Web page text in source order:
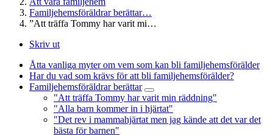
Familjehemsföräldrar berättar…
”Att träffa Tommy har varit mi…
Skriv ut
Åtta vanliga myter om vem som kan bli familjehemsförälder
Har du vad som krävs för att bli familjehemsförälder?
Familjehemsföräldrar berättar
"Att träffa Tommy har varit min räddning"
"Alla barn kommer in i hjärtat"
"Det rev i mammahjärtat men jag kände att det var det
bästa för barnen"